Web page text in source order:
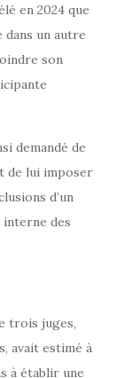
en 2024 que
un autre
son
demandé de
de lui imposer
d’un
des
trois juges,
avait estimé à
à établir une